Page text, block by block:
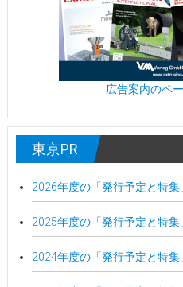
広告案内のペ
東京PR
2026年度の「発行予定と特集
2025年度の「発行予定と特集
2024年度の「発行予定と特集